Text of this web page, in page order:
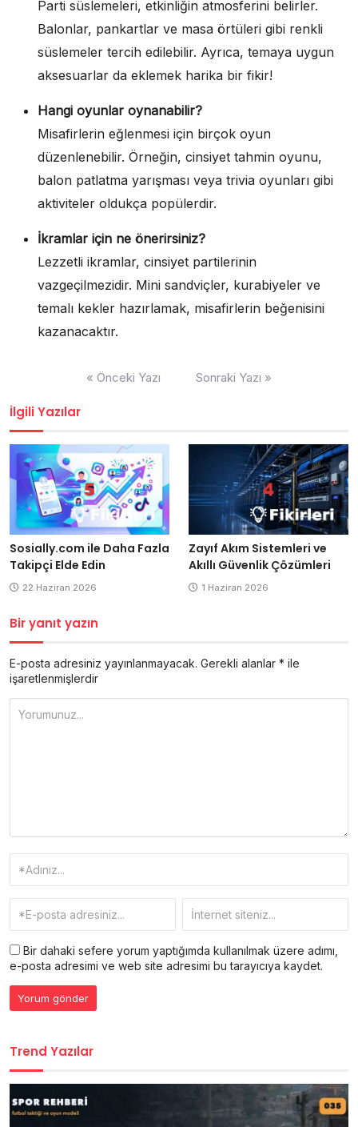
Parti süslemeleri, etkinliğin atmosferini belirler.
Balonlar, pankartlar ve masa örtüleri gibi renkli
süslemeler tercih edilebilir. Ayrıca, temaya uygun
aksesuarlar da eklemek harika bir fikir!
Hangi oyunlar oynanabilir?
Misafirlerin eğlenmesi için birçok oyun
düzenlenebilir. Örneğin, cinsiyet tahmin oyunu,
balon patlatma yarışması veya trivia oyunları gibi
aktiviteler oldukça popülerdir.
İkramlar için ne önerirsiniz?
Lezzetli ikramlar, cinsiyet partilerinin
vazgeçilmezidir. Mini sandviçler, kurabiyeler ve
temalı kekler hazırlamak, misafirlerin beğenisini
kazanacaktır.
« Önceki Yazı Sonraki Yazı »
İlgili Yazılar
Sosially.com ile Daha Fazla
Takipçi Elde Edin
22 Haziran 2026
Zayıf Akım Sistemleri ve
Akıllı Güvenlik Çözümleri
1 Haziran 2026
Bir yanıt yazın
E-posta adresiniz yayınlanmayacak. Gerekli alanlar * ile
işaretlenmişlerdir
Bir dahaki sefere yorum yaptığımda kullanılmak üzere adımı,
e-posta adresimi ve web site adresimi bu tarayıcıya kaydet.
Trend Yazılar